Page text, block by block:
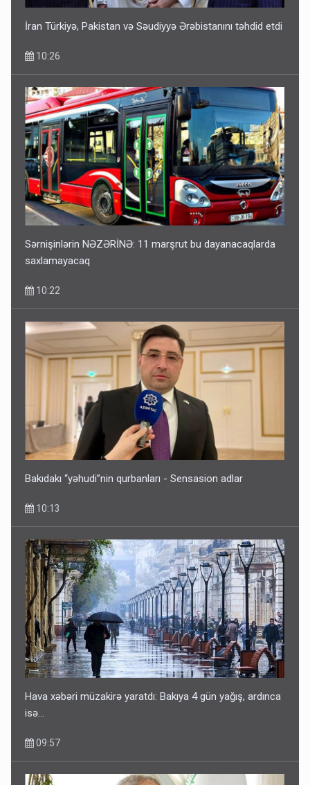
İran Türkiyə, Pakistan və Səudiyyə Ərəbistanını təhdid etdi
10:26
Sərnişinlərin NƏZƏRİNƏ: 11 marşrut bu dayanacaqlarda
saxlamayacaq
10:22
Bakıdakı “yəhudi”nin qurbanları - Sensasion adlar
10:13
Hava xəbəri müzakirə yaratdı: Bakıya 4 gün yağış, ardınca
isə…
09:57